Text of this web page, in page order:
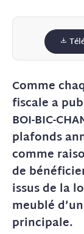
Comme
fiscale a
BOI-BIC-
plafonds
comme
de
issus de la
meublé
principale.